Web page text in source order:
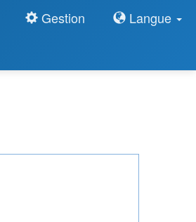
Gestion Langue